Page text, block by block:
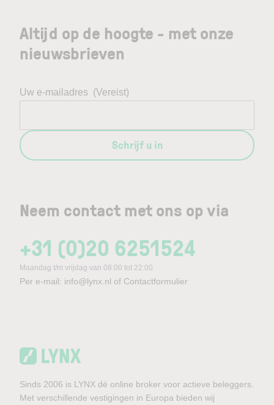
Neem contact met ons op via
+31 (0)20 6251524
Maandag t/m vrijdag van 08:00 tot 22:00
Per e-mail: info@lynx.nl of Contactformulier
Altijd op de hoogte - met onze
nieuwsbrieven
Uw e-mailadres (Vereist)
Schrijf u in
Sinds 2006 is LYNX dé online broker voor actieve beleggers.
Met verschillende vestigingen in Europa bieden wij